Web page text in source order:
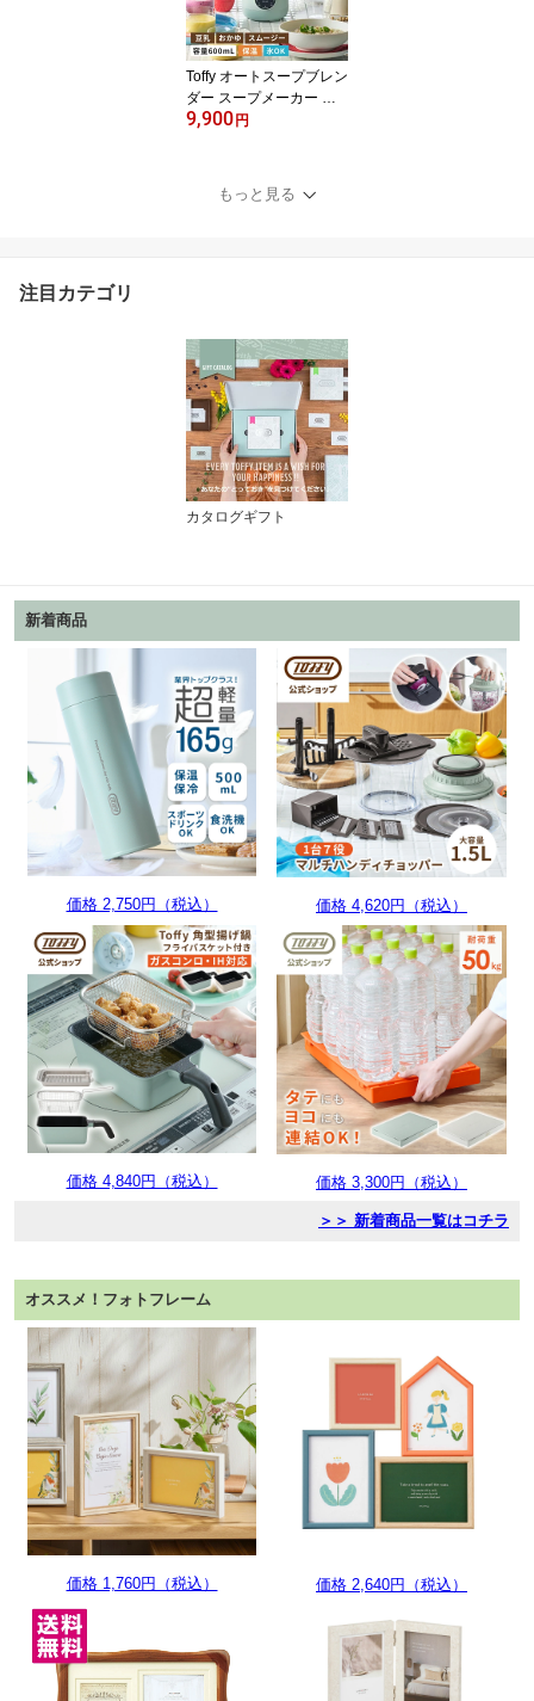
男女兼用 トフィー Toffy
プレゼント ギフト 父の
日
Toffy オートスープブレン
ダー スープメーカー 豆
乳メーカー 0.6L ブレン
自動調理ポット 保温 ス
ープ 2〜4人分 豆乳 離乳
9,900円
もっと見る
注目カテゴリ
カタログギフト
新着商品
価格 2,750円（税込） 価格 4,620円（税込）
価格 4,840円（税込） 価格 3,300円（税込）
＞＞ 新着商品一覧はコチラ
オススメ！フォトフレーム
価格 1,760円（税込） 価格 2,640円（税込）